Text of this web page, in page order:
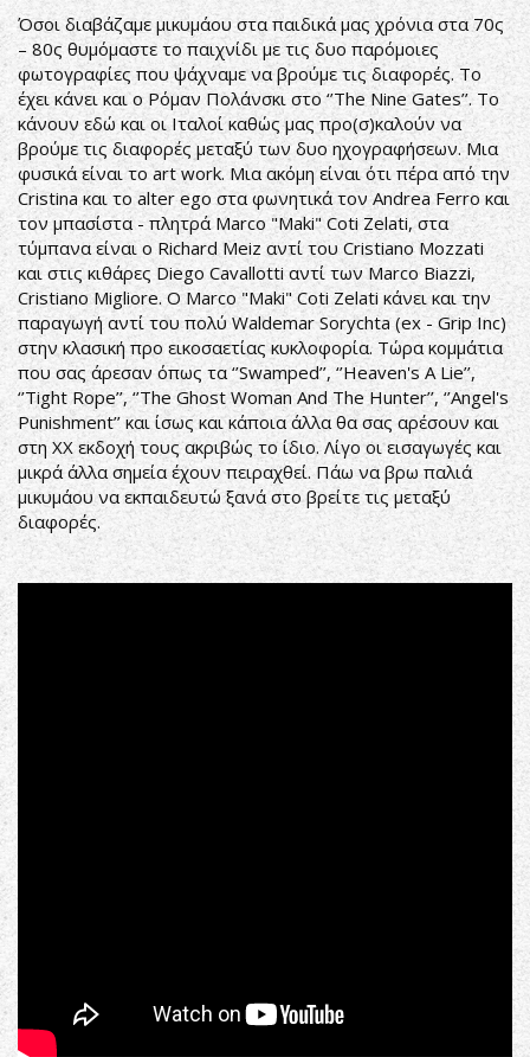
Όσοι διαβάζαμε μικυμάου στα παιδικά μας χρόνια στα 70ς
– 80ς θυμόμαστε το παιχνίδι με τις δυο παρόμοιες
φωτογραφίες που ψάχναμε να βρούμε τις διαφορές. Το
έχει κάνει και ο Ρόμαν Πολάνσκι στο ‘’The Nine Gates’’. Το
κάνουν εδώ και οι Ιταλοί καθώς μας προ(σ)καλούν να
βρούμε τις διαφορές μεταξύ των δυο ηχογραφήσεων. Μια
φυσικά είναι το art work. Μια ακόμη είναι ότι πέρα από την
Cristina και το alter ego στα φωνητικά τον Andrea Ferro και
τον μπασίστα - πλητρά Marco "Maki" Coti Zelati, στα
τύμπανα είναι ο Richard Meiz αντί του Cristiano Mozzati
και στις κιθάρες Diego Cavallotti αντί των Marco Biazzi,
Cristiano Migliore. Ο Marco "Maki" Coti Zelati κάνει και την
παραγωγή αντί του πολύ Waldemar Sorychta (ex - Grip Inc)
στην κλασική προ εικοσαετίας κυκλοφορία. Τώρα κομμάτια
που σας άρεσαν όπως τα ‘’Swamped’’, ‘’Heaven's A Lie’’,
‘’Tight Rope’’, ‘’The Ghost Woman And The Hunter’’, ‘’Angel's
Punishment’’ και ίσως και κάποια άλλα θα σας αρέσουν και
στη XX εκδοχή τους ακριβώς το ίδιο. Λίγο οι εισαγωγές και
μικρά άλλα σημεία έχουν πειραχθεί. Πάω να βρω παλιά
μικυμάου να εκπαιδευτώ ξανά στο βρείτε τις μεταξύ
διαφορές.